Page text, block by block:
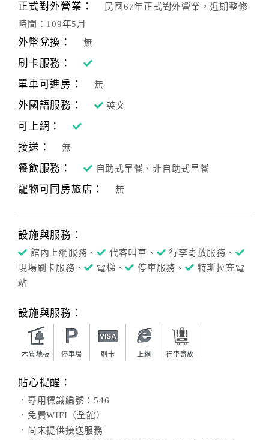
正式對外營業：
民國67年正式對外營業，近期整修
時間：109年5月
外幣兌換： 無
刷卡服務：
單車可進房：
無
外國語服務： 英文
可上網：
接送：
無
餐飲服務： 自助式早餐、非自助式早餐
寵物可同房旅店： 無
設施與服務：
館內上網服務、 代客叫車、
行李寄放服務、
現場刷卡服務、
電梯、 停車服務、
特斯拉充電
站
設施與服務：
木質地板 停車場 刷卡 上網 行李寄放
貼心提醒：
．專用標識編號：546
．免費WIFI（全館）
．尚未提供接送服務